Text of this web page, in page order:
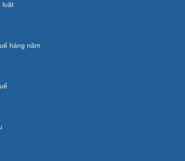
luật
hàng năm